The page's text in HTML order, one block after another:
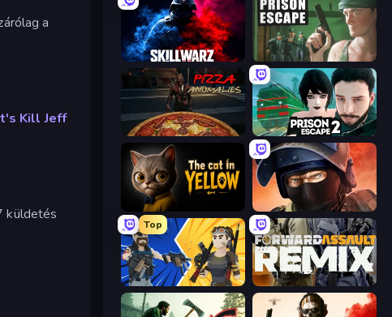
a
Kill Jeff
küldetés
SkillWarz Prison Escape
Pizza Anomalies Prison Escape 2
The Cat in Yellow Bullet Force
Top
BuildNow GG Forward Assault Remix